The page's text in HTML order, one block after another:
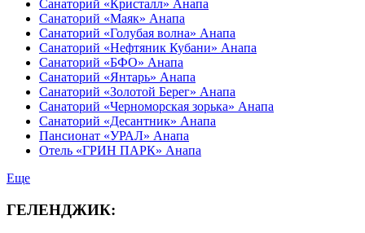
Санаторий «Кристалл» Анапа
Санаторий «Маяк» Анапа
Санаторий «Голубая волна» Анапа
Санаторий «Нефтяник Кубани» Анапа
Санаторий «БФО» Анапа
Санаторий «Янтарь» Анапа
Санаторий «Золотой Берег» Анапа
Санаторий «Черноморская зорька» Анапа
Санаторий «Десантник» Анапа
Пансионат «УРАЛ» Анапа
Отель «ГРИН ПАРК» Анапа
Еще
ГЕЛЕНДЖИК: